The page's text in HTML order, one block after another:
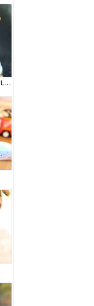
KIPKIRMIZI RED TOY POODLE SEVİMLİ YAVRULAR